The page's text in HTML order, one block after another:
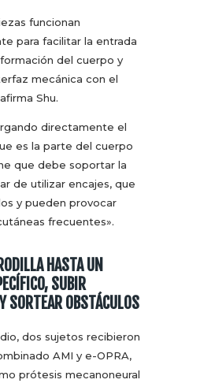
funcionan
para facilitar la entrada
del cuerpo y
mecánica con el
Shu.
directamente el
es la parte del cuerpo
que debe soportar la
de utilizar encajes, que
y pueden provocar
frecuentes».
HASTA UN
SUBIR
SORTEAR OBSTÁCULOS
dos sujetos recibieron
AMI y e-OPRA,
prótesis mecanoneural